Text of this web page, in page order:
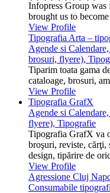
Infopress Group was
brought us to
View Profile
Tipografia Arta –
Agende si
brosuri, flyere),
Tiparim toata gama
cataloage, brosuri,
View Profile
Tipografia GrafX
Agende si
flyere), Tipografie
Tipografia GrafX va
broşuri, reviste, cărţi,
design, tipărire de
View Profile
Agressione Cluj
Consumabile